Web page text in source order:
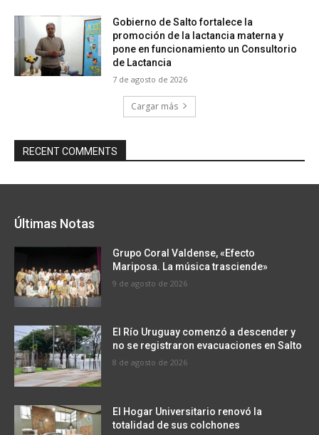
Gobierno de Salto fortalece la
promoción de la lactancia materna y
pone en funcionamiento un Consultorio
de Lactancia
7 de agosto de 2026
Cargar más
RECENT COMMENTS
Últimas Notas
Grupo Coral Valdense, «Efecto
Mariposa. La música trasciende»
9 de agosto de 2026
El Río Uruguay comenzó a descender y
no se registraron evacuaciones en Salto
8 de agosto de 2026
El Hogar Universitario renovó la
totalidad de sus colchones